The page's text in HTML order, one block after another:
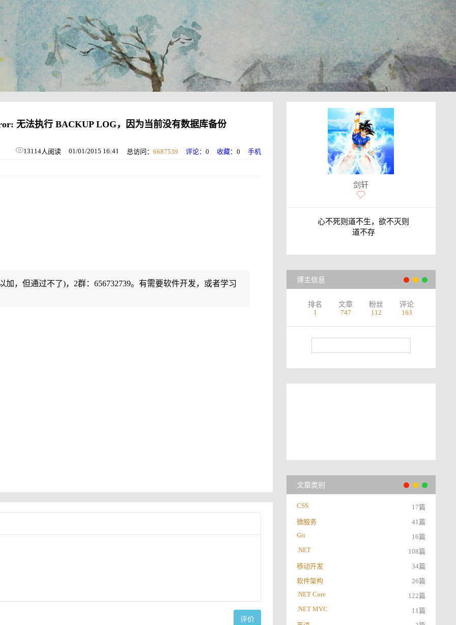
无法执行 BACKUP LOG，因为当前没有数据库备份
13114人阅读 01/01/2015 16:41 总访问：6687539 评论：0 收藏：0 手机
加，但通过不了)，2群：656732739。有需要软件开发，或者学习
评价
剑轩
心不死则道不生，欲不灭则
道不存
博主信息
排名
1
文章
747
粉丝
112
评论
163
文章类别
CSS
17篇
微服务
41篇
Git
16篇
.NET
108篇
移动开发
34篇
软件架构
26篇
.NET Core
122篇
.NET MVC
11篇